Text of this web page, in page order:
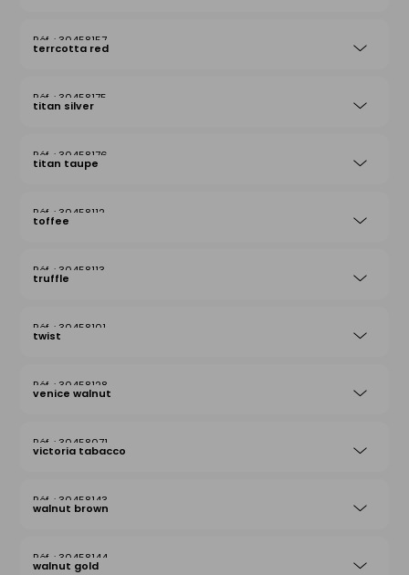
30458157
terrcotta red
30458175
titan silver
30458176
titan taupe
30458112
toffee
30458113
truffle
30458101
twist
30458128
venice walnut
30458071
victoria tabacco
30458143
walnut brown
30458144
walnut gold